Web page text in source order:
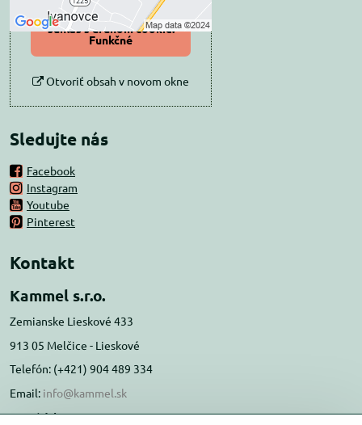
Povoliť a zapamätať -
súhlas s druhom cookie:
Funkčné
Otvoriť obsah v novom okne
Sledujte nás
Facebook
Instagram
Youtube
Pinterest
Kontakt
Kammel s.r.o.
Zemianske Lieskové 433
913 05 Melčice - Lieskové
Telefón: (+421) 904 489 334
Email: info@kammel.sk
Prevádzka: